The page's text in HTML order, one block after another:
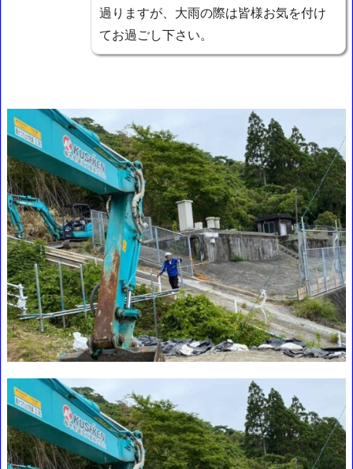
過りますが、大雨の際は皆様お気を付け
てお過ごし下さい。